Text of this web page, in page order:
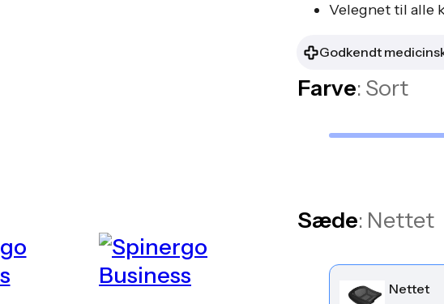
Velegnet til alle
Godkendt
Farve: Sort
Sæde: Nettet
Nettet